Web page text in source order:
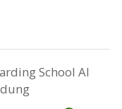
School Al